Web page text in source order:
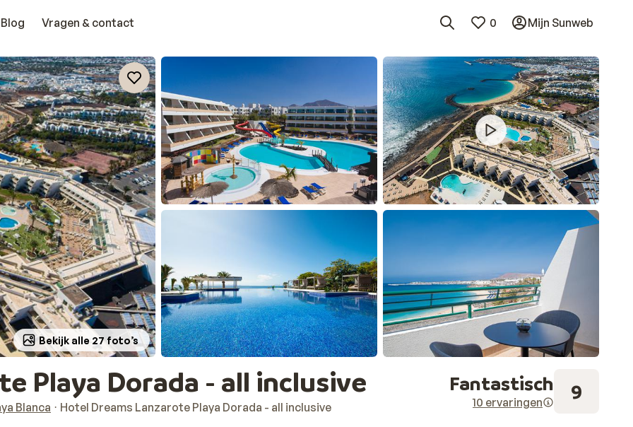
Blog Vragen & contact 0 Mijn Sunweb
Bekijk alle 27 foto’s
Playa Dorada - all inclusive
Blanca Hotel Dreams Lanzarote Playa Dorada - all inclusive
Fantastisch
10 ervaringen 9